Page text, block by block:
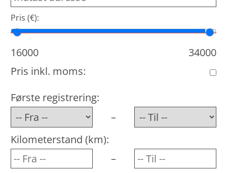
Pris (€):
Min. pris
Max. pris
16000
34000
Pris inkl. moms:
Første registrering:
–
Kilometerstand (km):
–